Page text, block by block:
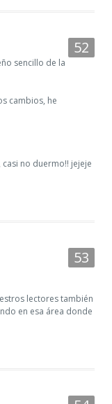
sencillo de la
cambios, he
no duermo!! jejeje
lectores también
en esa área donde